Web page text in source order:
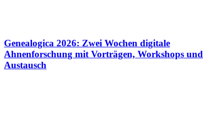
Genealogica 2026: Zwei Wochen digitale
Ahnenforschung mit Vorträgen, Workshops und
Austausch